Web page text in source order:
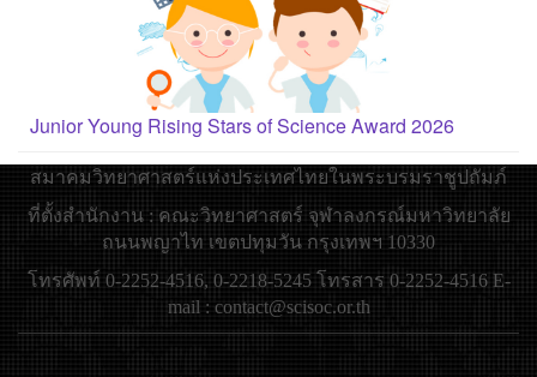
Junior Young Rising Stars of Science Award 2026
สมาคมวิทยาศาสตร์แห่งประเทศไทยในพระบรมราชูปถัมภ์
ที่ตั้งสำนักงาน : คณะวิทยาศาสตร์ จุฬาลงกรณ์มหาวิทยาลัย
ถนนพญาไท เขตปทุมวัน กรุงเทพฯ 10330
โทรศัพท์ 0-2252-4516, 0-2218-5245 โทรสาร 0-2252-4516 E-
mail : contact@scisoc.or.th